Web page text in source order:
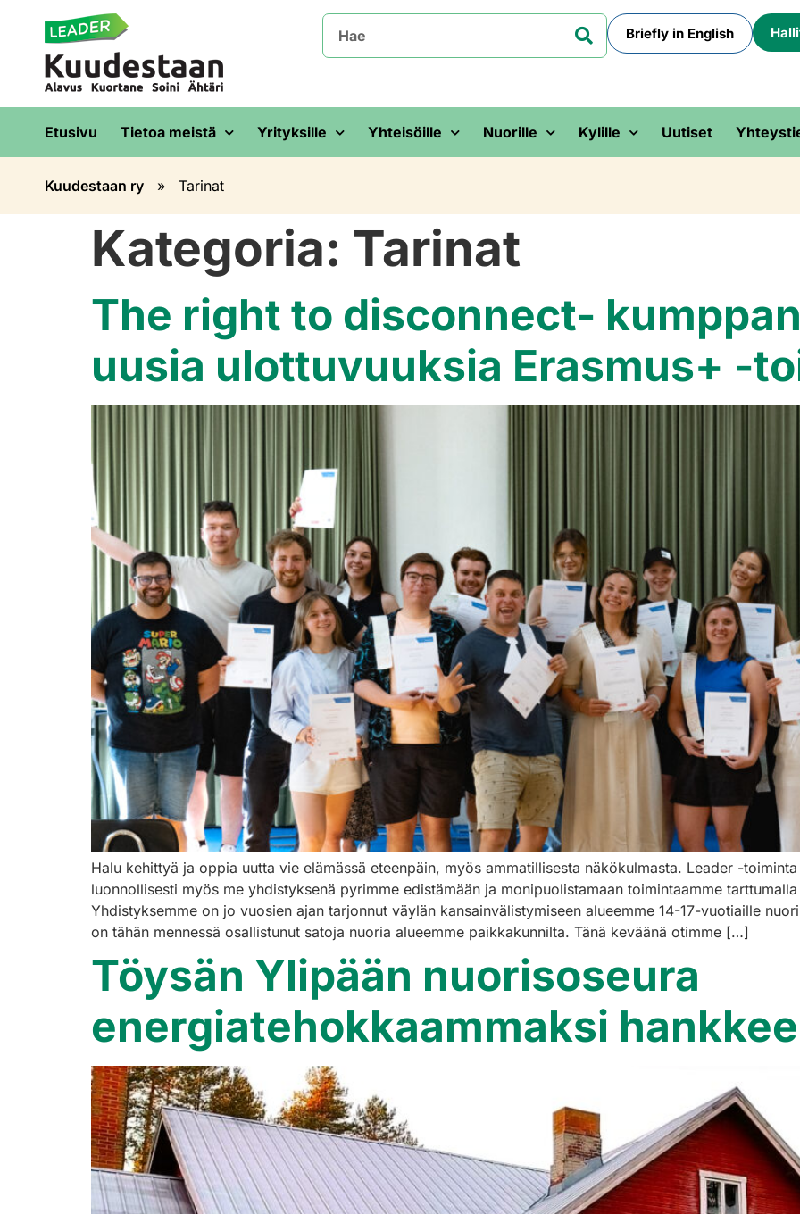
Briefly in English
Etusivu Tietoa meistä Yrityksille Yhteisöille Nuorille Kylille Uutiset
Kuudestaan ry » Tarinat
Kategoria: Tarinat
The right to disconnect-
uusia ulottuvuuksia Erasmus+ -
Halu kehittyä ja oppia uutta vie elämässä eteenpäin, myös ammatillisesta näkökulmasta. Leader -
luonnollisesti myös me yhdistyksenä pyrimme edistämään ja monipuolistamaan toimintaamme
Yhdistyksemme on jo vuosien ajan tarjonnut väylän kansainvälistymiseen alueemme 14-17-vuotiaille
on tähän mennessä osallistunut satoja nuoria alueemme paikkakunnilta. Tänä keväänä otimme […]
Töysän Ylipään nuorisoseura
energiatehokkaammaksi